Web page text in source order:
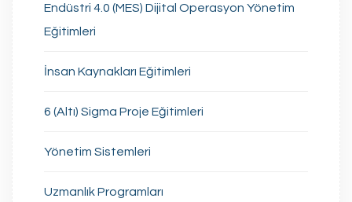
Endüstri 4.0 (MES) Dijital Operasyon Yönetim
Eğitimleri
İnsan Kaynakları Eğitimleri
6 (Altı) Sigma Proje Eğitimleri
Yönetim Sistemleri
Uzmanlık Programları